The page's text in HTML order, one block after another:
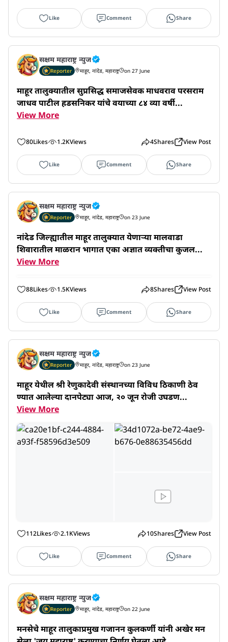
Like Comment Share
सक्षम महाराष्ट्र न्युज
Reporter माहूर, नांदेड, महाराष्ट्र on 27 June
माहूर तालुक्यातील सुप्रसिद्ध समाजसेवक माधवराव परसराम
जाधव पाटील हडसनिकर यांचे वयाच्या ८४ व्या वर्षी...
View More
80Likes 1.2KViews 4Shares View Post
Like Comment Share
सक्षम महाराष्ट्र न्युज
Reporter माहूर, नांदेड, महाराष्ट्र on 23 June
नांदेड जिल्ह्यातील माहूर तालुक्यात येणाऱ्या मालवाडा
शिवारातील माळरान भागात एका अज्ञात व्यक्तीचा कुजल...
View More
88Likes 1.5KViews 8Shares View Post
Like Comment Share
सक्षम महाराष्ट्र न्युज
Reporter माहूर, नांदेड, महाराष्ट्र on 23 June
माहूर येथील श्री रेणुकादेवी संस्थानच्या विविध ठिकाणी ठेव
ण्यात आलेल्या दानपेट्या आज, २० जून रोजी उघडण...
View More
112Likes 2.1KViews 10Shares View Post
Like Comment Share
सक्षम महाराष्ट्र न्युज
Reporter माहूर, नांदेड, महाराष्ट्र on 22 June
मनसेचे माहूर तालुकाप्रमुख गजानन कुलकर्णी यांनी अखेर मन